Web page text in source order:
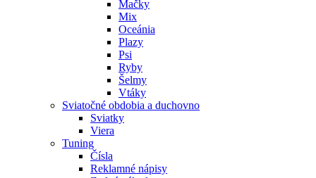
Mačky
Mix
Oceánia
Plazy
Psi
Ryby
Šelmy
Vtáky
Sviatočné obdobia a duchovno
Sviatky
Viera
Tuning
Čísla
Reklamné nápisy